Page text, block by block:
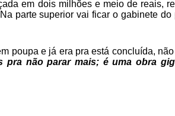
em dois milhões e meio de reais,
parte superior vai ficar o gabinete
poupa e já era pra está concluída,
não parar mais; é uma obra